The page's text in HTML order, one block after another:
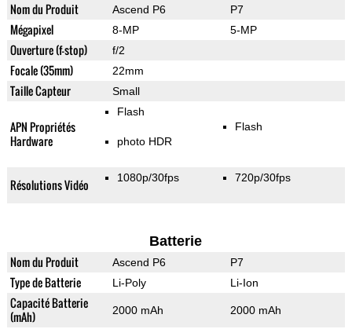
Nom du Produit Ascend P6 P7
Mégapixel 8-MP 5-MP
Ouverture (f-stop) f/2
Focale (35mm) 22mm
Taille Capteur Small
APN Propriétés
Hardware
Flash
photo HDR
Flash
Résolutions Vidéo 1080p/30fps 720p/30fps
Batterie
Nom du Produit Ascend P6 P7
Type de Batterie Li-Poly Li-Ion
Capacité Batterie
(mAh)
2000 mAh 2000 mAh